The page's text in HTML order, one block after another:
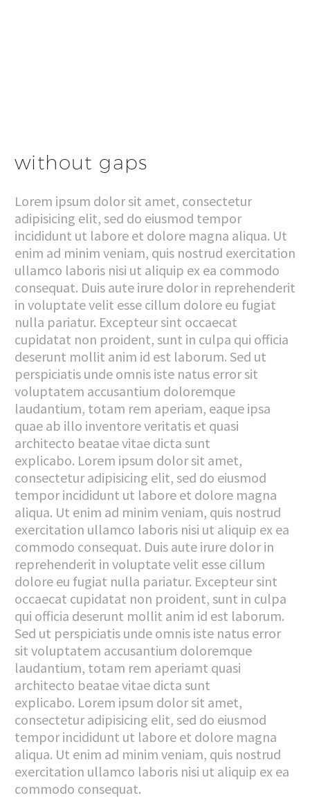
without gaps
Lorem ipsum dolor sit amet, consectetur
adipisicing elit, sed do eiusmod tempor
incididunt ut labore et dolore magna aliqua. Ut
enim ad minim veniam, quis nostrud exercitation
ullamco laboris nisi ut aliquip ex ea commodo
consequat. Duis aute irure dolor in reprehenderit
in voluptate velit esse cillum dolore eu fugiat
nulla pariatur. Excepteur sint occaecat
cupidatat non proident, sunt in culpa qui officia
deserunt mollit anim id est laborum. Sed ut
perspiciatis unde omnis iste natus error sit
voluptatem accusantium doloremque
laudantium, totam rem aperiam, eaque ipsa
quae ab illo inventore veritatis et quasi
architecto beatae vitae dicta sunt
explicabo. Lorem ipsum dolor sit amet,
consectetur adipisicing elit, sed do eiusmod
tempor incididunt ut labore et dolore magna
aliqua. Ut enim ad minim veniam, quis nostrud
exercitation ullamco laboris nisi ut aliquip ex ea
commodo consequat. Duis aute irure dolor in
reprehenderit in voluptate velit esse cillum
dolore eu fugiat nulla pariatur. Excepteur sint
occaecat cupidatat non proident, sunt in culpa
qui officia deserunt mollit anim id est laborum.
Sed ut perspiciatis unde omnis iste natus error
sit voluptatem accusantium doloremque
laudantium, totam rem aperiamt quasi
architecto beatae vitae dicta sunt
explicabo. Lorem ipsum dolor sit amet,
consectetur adipisicing elit, sed do eiusmod
tempor incididunt ut labore et dolore magna
aliqua. Ut enim ad minim veniam, quis nostrud
exercitation ullamco laboris nisi ut aliquip ex ea
commodo consequat.